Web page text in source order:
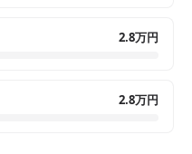
2.8万円
2.8万円